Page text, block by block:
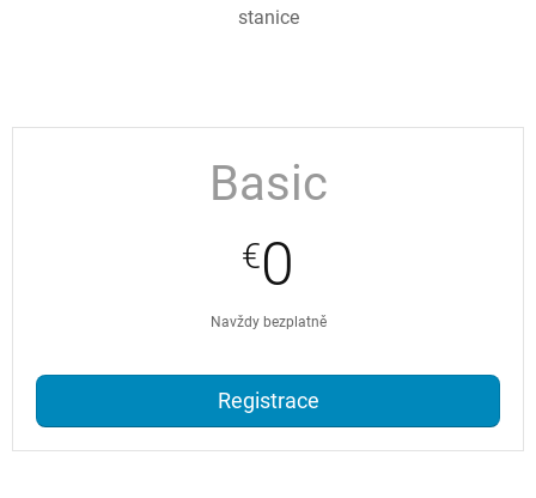
stanice
Basic
€0
Navždy bezplatně
Registrace